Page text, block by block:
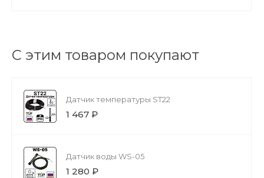
С этим товаром покупают
Датчик температуры ST22
1 467 ₽
Датчик воды WS-05
1 280 ₽